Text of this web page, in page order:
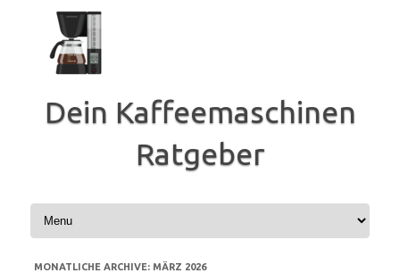
springen
Dein Kaffeemaschinen
Ratgeber
MONATLICHE ARCHIVE: MÄRZ 2026